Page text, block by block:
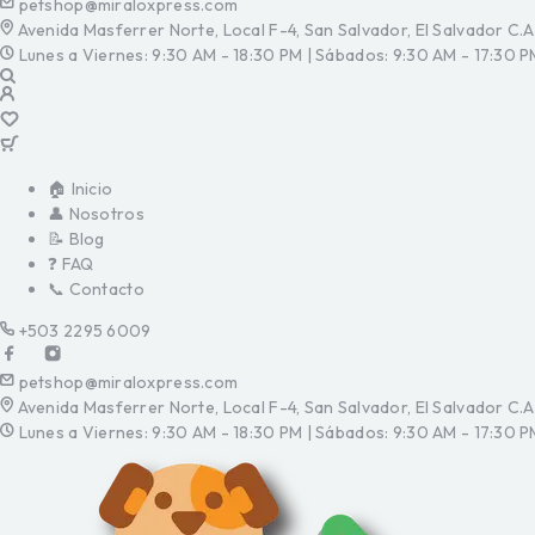
petshop@miraloxpress.com
Avenida Masferrer Norte, Local F-4, San Salvador, El Salvador
Lunes a Viernes: 9:30 AM - 18:30 PM | Sábados: 9:30 AM - 17:30
🏠 Inicio
👤 Nosotros
📝 Blog
❓ FAQ
📞 Contacto
+503 2295 6009
petshop@miraloxpress.com
Avenida Masferrer Norte, Local F-4, San Salvador, El Salvador
Lunes a Viernes: 9:30 AM - 18:30 PM | Sábados: 9:30 AM - 17:30